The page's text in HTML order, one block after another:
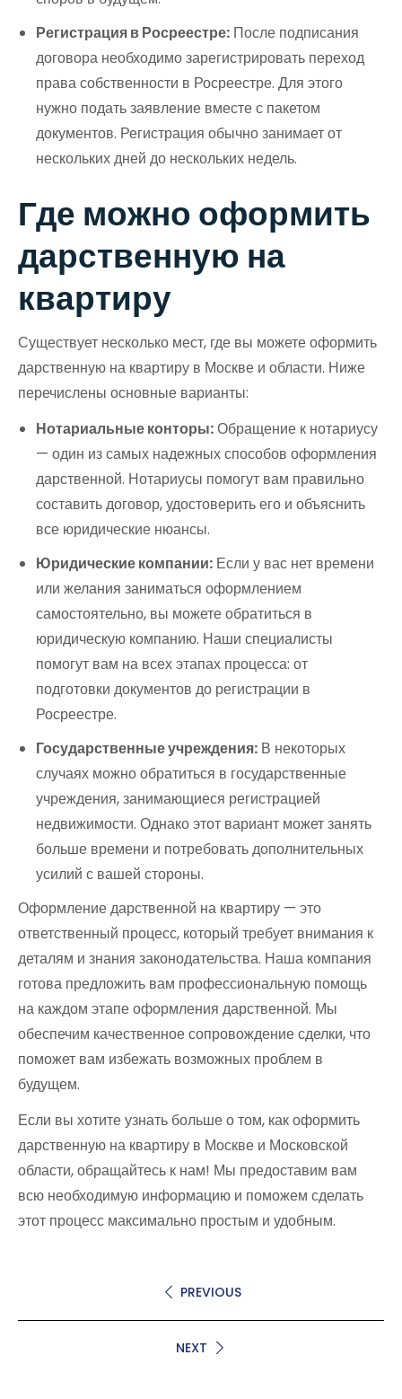
Регистрация в Росреестре: После подписания
договора необходимо зарегистрировать переход
права собственности в Росреестре. Для этого
нужно подать заявление вместе с пакетом
документов. Регистрация обычно занимает от
нескольких дней до нескольких недель.
Где можно оформить
дарственную на
квартиру
Существует несколько мест, где вы можете оформить
дарственную на квартиру в Москве и области. Ниже
перечислены основные варианты:
Нотариальные конторы:Обращение к нотариусу
— один из самых надежных способов оформления
дарственной. Нотариусы помогут вам правильно
составить договор, удостоверить его и объяснить
все юридические нюансы.
Юридические компании: Если у вас нет времени
или желания заниматься оформлением
самостоятельно, вы можете обратиться в
юридическую компанию. Наши специалисты
помогут вам на всех этапах процесса: от
подготовки документов до регистрации в
Росреестре.
Государственные учреждения: В некоторых
случаях можно обратиться в государственные
учреждения, занимающиеся регистрацией
недвижимости. Однако этот вариант может занять
больше времени и потребовать дополнительных
усилий с вашей стороны.
Оформление дарственной на квартиру — это
ответственный процесс, который требует внимания к
деталям и знания законодательства. Наша компания
готова предложить вам профессиональную помощь
на каждом этапе оформления дарственной. Мы
обеспечим качественное сопровождение сделки, что
поможет вам избежать возможных проблем в
будущем.
Если вы хотите узнать больше о том, как оформить
дарственную на квартиру в Москве и Московской
области, обращайтесь к нам! Мы предоставим вам
всю необходимую информацию и поможем сделать
этот процесс максимально простым и удобным.
PREVIOUS
NEXT